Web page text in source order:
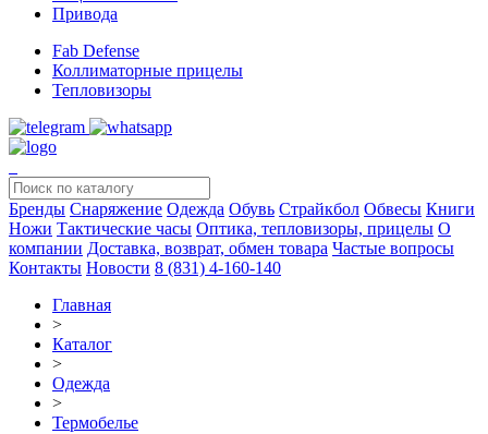
Привода
Fab Defense
Коллиматорные прицелы
Тепловизоры
Бренды Снаряжение Одежда Обувь Страйкбол Обвесы Книги
Ножи Тактические часы Оптика, тепловизоры, прицелы О
компании Доставка, возврат, обмен товара Частые вопросы
Контакты Новости 8 (831) 4-160-140
Главная
>
Каталог
>
Одежда
>
Термобелье